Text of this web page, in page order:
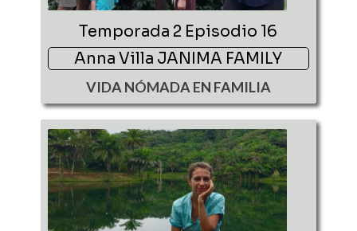
Temporada 2 Episodio 16
Anna Villa JANIMA FAMILY
VIDA NÓMADA EN FAMILIA